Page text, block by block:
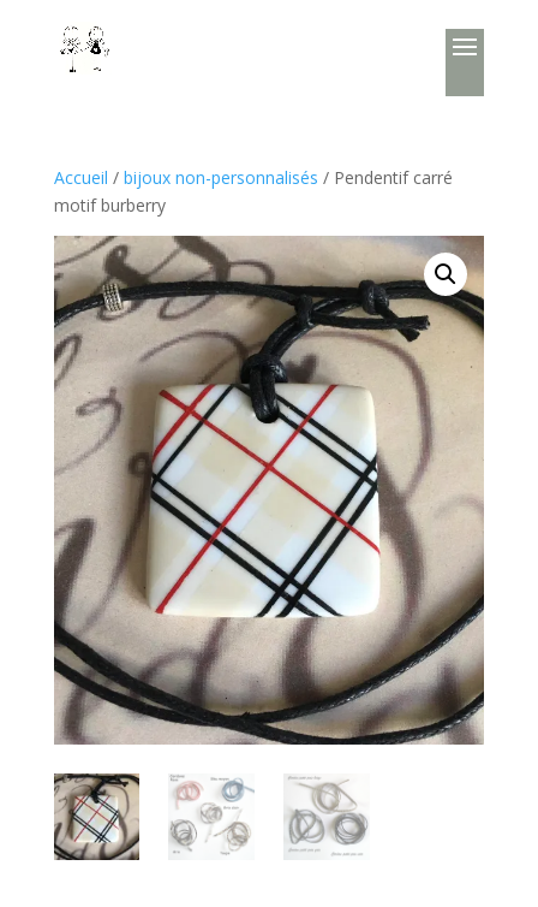
Accueil / bijoux non-personnalisés / Pendentif carré
motif burberry